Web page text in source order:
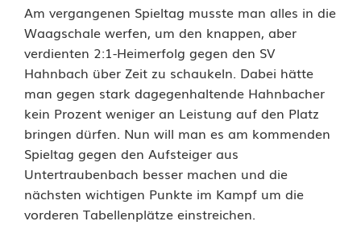
i
n
e
m
u
n
b
Am vergangenen Spieltag musste man alles in die
Waagschale werfen, um den knappen, aber
verdienten 2:1-Heimerfolg gegen den SV
Hahnbach über Zeit zu schaukeln. Dabei hätte
man gegen stark dagegenhaltende Hahnbacher
kein Prozent weniger an Leistung auf den Platz
bringen dürfen. Nun will man es am kommenden
Spieltag gegen den Aufsteiger aus
Untertraubenbach besser machen und die
nächsten wichtigen Punkte im Kampf um die
vorderen Tabellenplätze einstreichen.